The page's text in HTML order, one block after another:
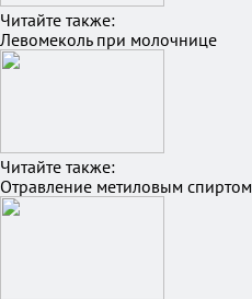
Читайте также:
Левомеколь при молочнице
Читайте также:
Отравление метиловым спиртом